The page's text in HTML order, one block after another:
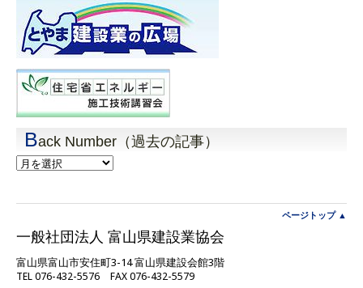
Back Number（過去の記事）
Back
Number（過
事）
ページトップ ▲
一般社団法人 富山県建設業協会
富山県富山市安住町3-14 富山県建設会館3階
TEL 076-432-5576 FAX 076-432-5579